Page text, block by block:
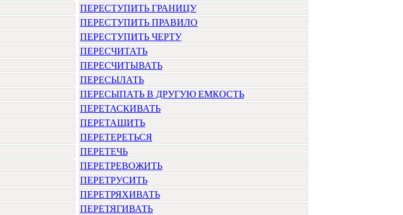
ПЕРЕСТУПИТЬ ГРАНИЦУ
ПЕРЕСТУПИТЬ ПРАВИЛО
ПЕРЕСТУПИТЬ ЧЕРТУ
ПЕРЕСЧИТАТЬ
ПЕРЕСЧИТЫВАТЬ
ПЕРЕСЫЛАТЬ
ПЕРЕСЫПАТЬ В ДРУГУЮ ЕМКОСТЬ
ПЕРЕТАСКИВАТЬ
ПЕРЕТАЩИТЬ
ПЕРЕТЕРЕТЬСЯ
ПЕРЕТЕЧЬ
ПЕРЕТРЕВОЖИТЬ
ПЕРЕТРУСИТЬ
ПЕРЕТРЯХИВАТЬ
ПЕРЕТЯГИВАТЬ